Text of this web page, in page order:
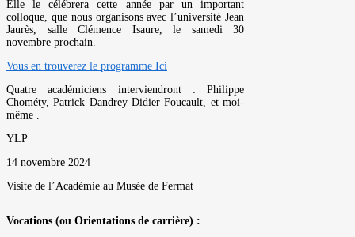
Elle le célébrera cette année par un important
colloque, que nous organisons avec l’université Jean
Jaurès, salle Clémence Isaure, le samedi 30
novembre prochain.
Vous en trouverez le programme Ici
Quatre académiciens interviendront : Philippe
Chométy, Patrick Dandrey Didier Foucault, et moi-
même .
YLP
14 novembre 2024
Visite de l’Académie au Musée de Fermat
Vocations (ou Orientations de carrière) :